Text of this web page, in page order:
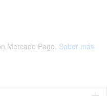
Mercado Pago. Saber más